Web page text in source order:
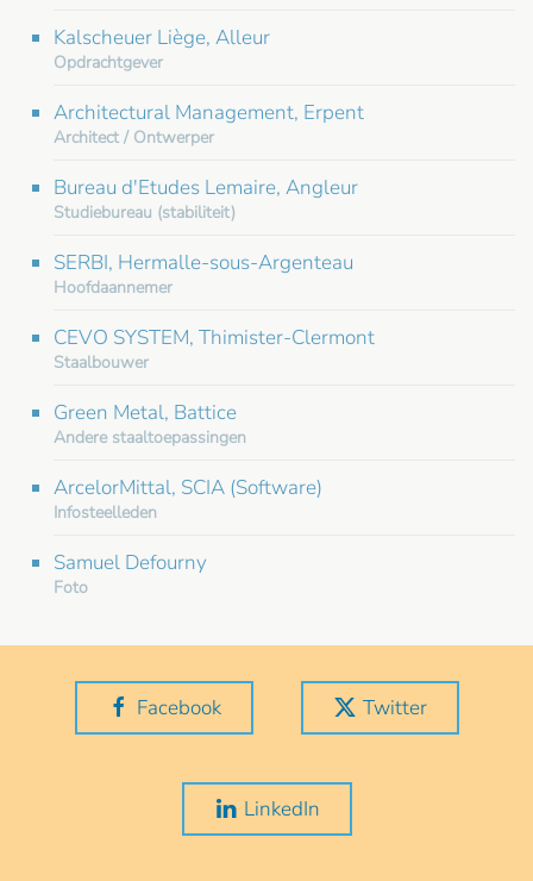
Kalscheuer Liège, Alleur
Opdrachtgever
Architectural Management, Erpent
Architect / Ontwerper
Bureau d'Etudes Lemaire, Angleur
Studiebureau (stabiliteit)
SERBI, Hermalle-sous-Argenteau
Hoofdaannemer
CEVO SYSTEM, Thimister-Clermont
Staalbouwer
Green Metal, Battice
Andere staaltoepassingen
ArcelorMittal, SCIA (Software)
Infosteelleden
Samuel Defourny
Foto
Facebook Twitter
LinkedIn